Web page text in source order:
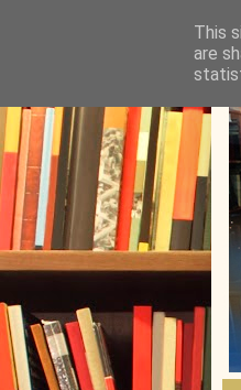
This
are